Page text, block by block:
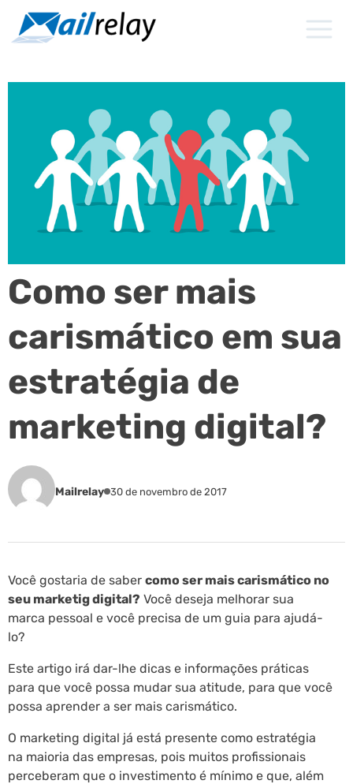
para
Como ser mais
carismático em sua
estratégia de
marketing digital?
Mailrelay 30 de novembro de 2017
Você gostaria de saber como ser mais carismático no
seu marketig digital? Você deseja melhorar sua
marca pessoal e você precisa de um guia para ajudá-
lo?
Este artigo irá dar-lhe dicas e informações práticas
para que você possa mudar sua atitude, para que você
possa aprender a ser mais carismático.
O marketing digital já está presente como estratégia
na maioria das empresas, pois muitos profissionais
perceberam que o investimento é mínimo e que, além